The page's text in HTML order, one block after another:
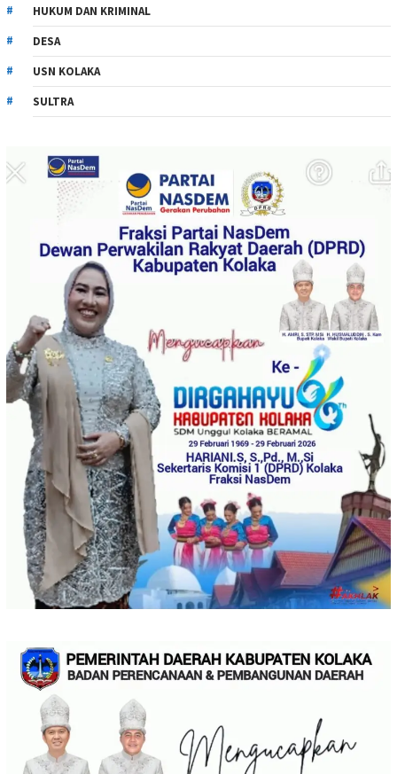
HUKUM DAN KRIMINAL
DESA
USN KOLAKA
SULTRA